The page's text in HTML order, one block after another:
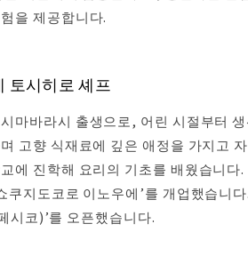
을 제공합니다.
토시히로 셰프
마바라시 출생으로, 어린 시절부터
고향 식재료에 깊은 애정을 가지고
에 진학해 요리의 기초를 배웠습니
쿠지도코로 이노우에’를 개업했습니
시코)’를 오픈했습니다.